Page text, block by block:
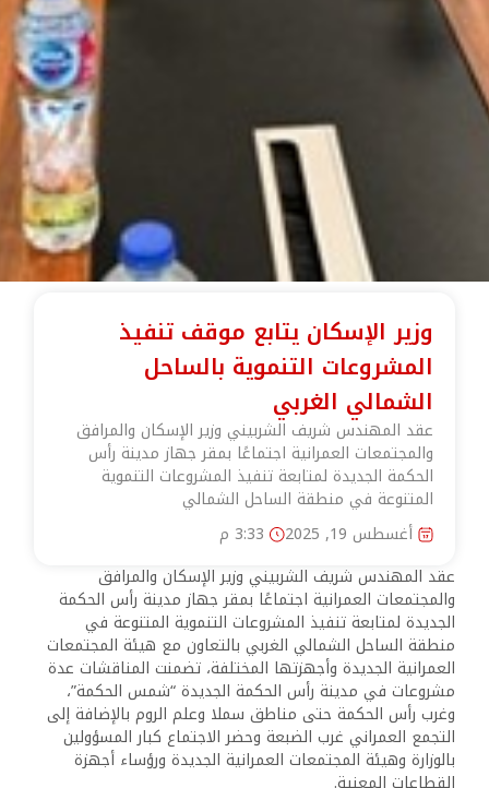
وزير الإسكان يتابع موقف تنفيذ
المشروعات التنموية بالساحل
الشمالي الغربي
عقد المهندس شريف الشربيني وزير الإسكان والمرافق
والمجتمعات العمرانية اجتماعًا بمقر جهاز مدينة رأس
الحكمة الجديدة لمتابعة تنفيذ المشروعات التنموية
المتنوعة في منطقة الساحل الشمالي
أغسطس 19, 2025
3:33 م
عقد المهندس شريف الشربيني وزير الإسكان والمرافق
والمجتمعات العمرانية اجتماعًا بمقر جهاز مدينة رأس الحكمة
الجديدة لمتابعة تنفيذ المشروعات التنموية المتنوعة في
منطقة الساحل الشمالي الغربي بالتعاون مع هيئة المجتمعات
العمرانية الجديدة وأجهزتها المختلفة، تضمنت المناقشات عدة
مشروعات في مدينة رأس الحكمة الجديدة “شمس الحكمة”،
وغرب رأس الحكمة حتى مناطق سملا وعلم الروم بالإضافة إلى
التجمع العمراني غرب الضبعة وحضر الاجتماع كبار المسؤولين
بالوزارة وهيئة المجتمعات العمرانية الجديدة ورؤساء أجهزة